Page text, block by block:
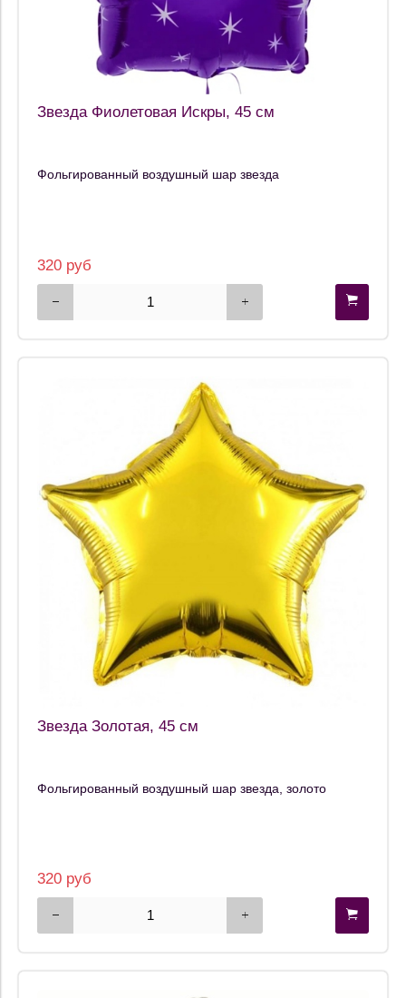
Звезда Фиолетовая Искры, 45 см
Фольгированный воздушный шар звезда
320 руб
Звезда Золотая, 45 см
Фольгированный воздушный шар звезда, золото
320 руб